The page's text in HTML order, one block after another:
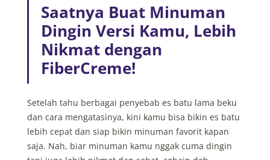
Saatnya Buat Minuman
Dingin Versi Kamu, Lebih
Nikmat dengan
FiberCreme!
Setelah tahu berbagai penyebab es batu lama beku
dan cara mengatasinya, kini kamu bisa bikin es batu
lebih cepat dan siap bikin minuman favorit kapan
saja. Nah, biar minuman kamu nggak cuma dingin